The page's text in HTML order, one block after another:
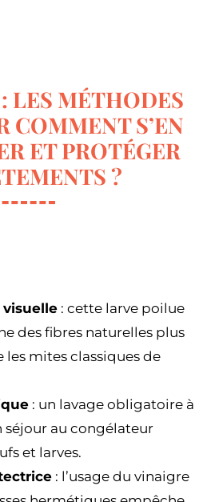
LES MÉTHODES
COMMENT S’EN
ET PROTÉGER
?
visuelle : cette larve poilue
des fibres naturelles plus
mites classiques de
: un lavage obligatoire à
séjour au congélateur
et larves.
: l’usage du vinaigre